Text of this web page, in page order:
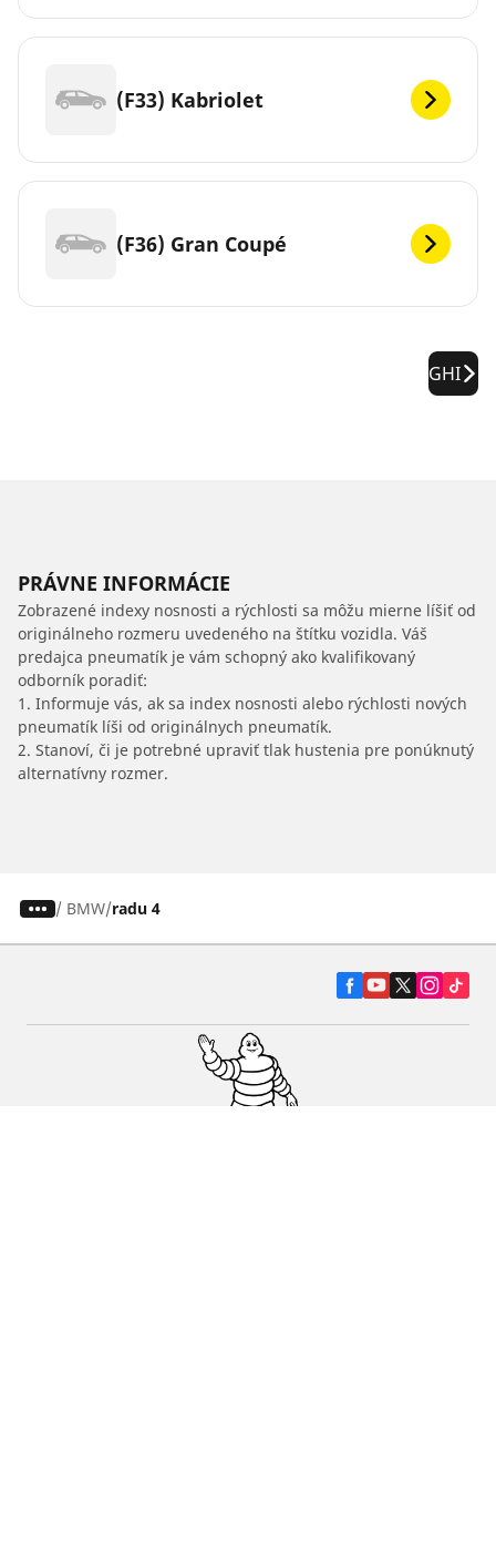
(F33) Kabriolet
(F36) Gran Coupé
GHI
PRÁVNE INFORMÁCIE
Zobrazené indexy nosnosti a rýchlosti sa môžu mierne líšiť od
originálneho rozmeru uvedeného na štítku vozidla. Váš
predajca pneumatík je vám schopný ako kvalifikovaný
odborník poradiť:
1. Informuje vás, ak sa index nosnosti alebo rýchlosti nových
pneumatík líši od originálnych pneumatík.
2. Stanoví, či je potrebné upraviť tlak hustenia pre ponúknutý
alternatívny rozmer.
/ BMW radu 4